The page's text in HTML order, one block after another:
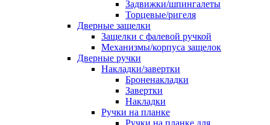
Задвижки/шпингалеты
Торцевые/ригеля
Дверные защелки
Защелки с фалевой ручкой
Механизмы/корпуса защелок
Дверные ручки
Накладки/завертки
Броненакладки
Завертки
Накладки
Ручки на планке